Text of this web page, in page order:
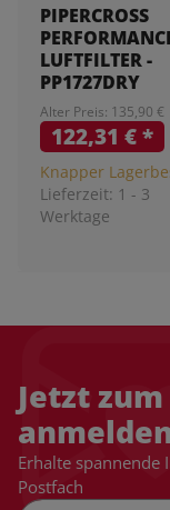
PIPERCROSS
LUFTFILTER -
PP1727DRY
Alter Preis: 135,90 €
122,31 €*
Knapper
Lieferzeit: 1 - 3
Werktage
Jetzt
Erhalte spannende
Postfach